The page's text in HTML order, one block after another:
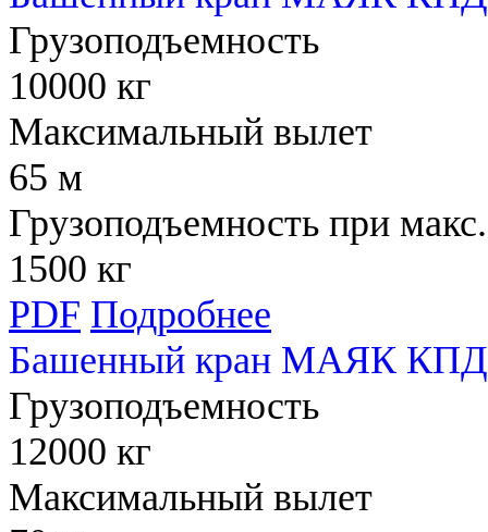
Грузоподъемность
10000 кг
Максимальный вылет
65 м
Грузоподъемность при
1500 кг
PDF Подробнее
Башенный кран МАЯК КПД
Грузоподъемность
12000 кг
Максимальный вылет